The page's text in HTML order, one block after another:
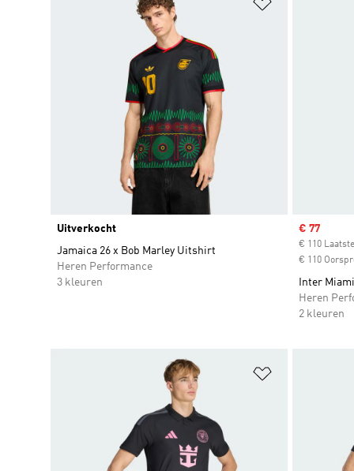
Uitverkocht
Jamaica 26 x Bob Marley Uitshirt
Heren Performance
3 kleuren
Sale price
€ 77
€ 110
€ 110
Inter
Heren
2 kleuren
Op